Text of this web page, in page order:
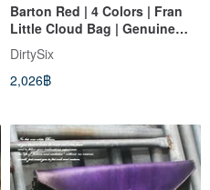
Barton Red | 4 Colors | Fran
Little Cloud Bag | Genuine
Leather Mini Bag | Handheld
Crossbody Shoulder Bag
DirtySix
2,026฿